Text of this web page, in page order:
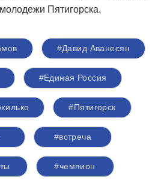
Пятигорска.
#Давид Аванесян
#Единая Россия
#Пятигорск
#встреча
#чемпион